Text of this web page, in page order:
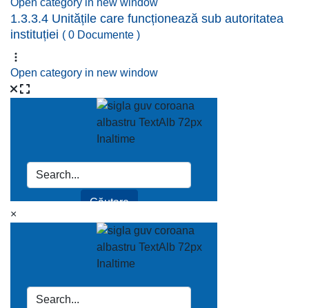
Open category in new window
1.3.3.4 Unitățile care funcționează sub autoritatea
instituției ( 0 Documente )
Open category in new window
×